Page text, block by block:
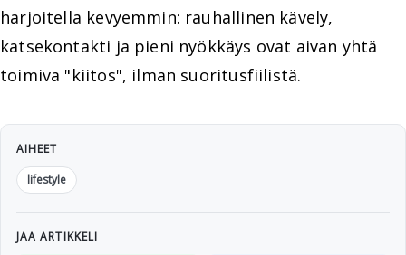
harjoitella kevyemmin: rauhallinen kävely,
katsekontakti ja pieni nyökkäys ovat aivan yhtä
toimiva "kiitos", ilman suoritusfiilistä.
AIHEET
lifestyle
JAA ARTIKKELI